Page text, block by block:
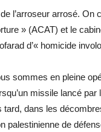
l’arroseur arrosé.
» (ACAT) et le
d’« homicide
sommes en pleine
missile lancé
tard, dans les
palestinienne de